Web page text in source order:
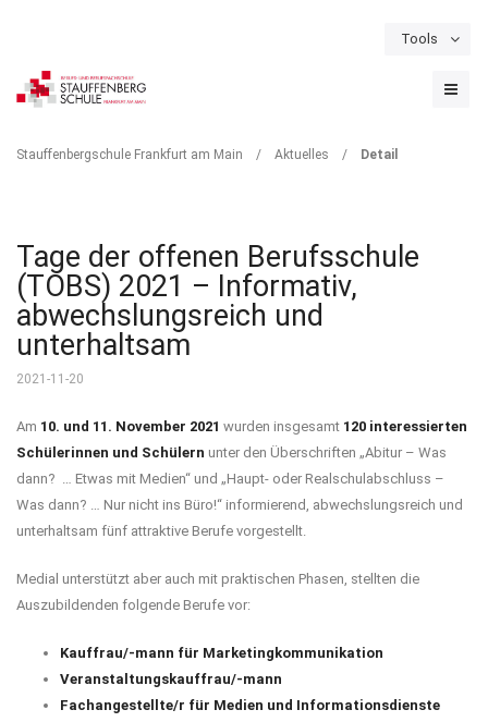
Tools
Schulportal Termine
Stauffenbergschule Frankfurt am Main / Aktuelles / Detail
Tage der offenen Berufsschule
(TOBS) 2021 – Informativ,
abwechslungsreich und
unterhaltsam
2021-11-20
Am 10. und 11. November 2021 wurden insgesamt 120 interessierten
Schülerinnen und Schülern unter den Überschriften „Abitur – Was
dann? … Etwas mit Medien“ und „Haupt- oder Realschulabschluss –
Was dann? … Nur nicht ins Büro!“ informierend, abwechslungsreich und
unterhaltsam fünf attraktive Berufe vorgestellt.
Medial unterstützt aber auch mit praktischen Phasen, stellten die
Auszubildenden folgende Berufe vor:
Kauffrau/-mann für Marketingkommunikation
Veranstaltungskauffrau/-mann
Fachangestellte/r für Medien und Informationsdienste